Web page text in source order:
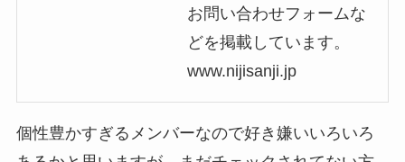
お問い合わせフォームな
どを掲載しています。
www.nijisanji.jp
個性豊かすぎるメンバーなので好き嫌いいろいろ